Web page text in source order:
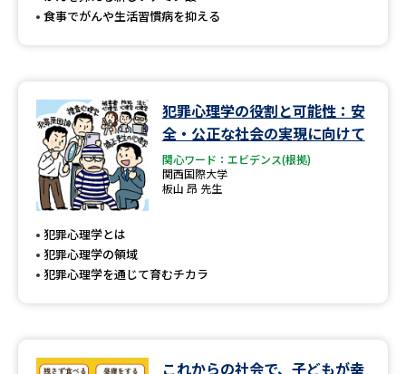
食事でがんや生活習慣病を抑える
犯罪心理学の役割と可能性：安
全・公正な社会の実現に向けて
関心ワード：エビデンス(根拠)
関西国際大学
板山 昂 先生
犯罪心理学とは
犯罪心理学の領域
犯罪心理学を通じて育むチカラ
これからの社会で、子どもが幸